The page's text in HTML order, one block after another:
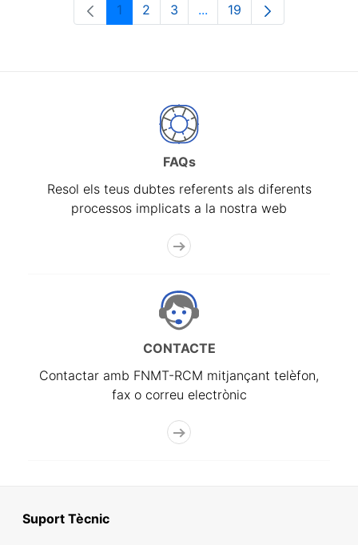
Pàgina
1 Pàgina
2 Pàgina
3 ...Pàgines intermèdies
Pàgina
19
FAQs
Resol els teus dubtes referents als diferents
processos implicats a la nostra web
CONTACTE
Contactar amb FNMT-RCM mitjançant telèfon,
fax o correu electrònic
Suport Tècnic